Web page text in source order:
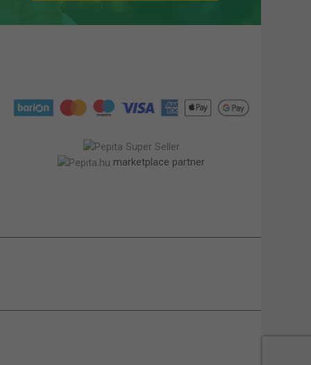
marketplace partner